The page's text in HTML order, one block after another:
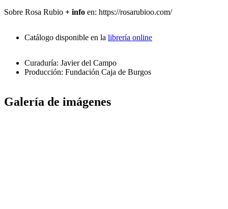
Sobre Rosa Rubio + info en: https://rosarubioo.com/
Catálogo disponible en la librería online
Curaduría: Javier del Campo
Producción: Fundación Caja de Burgos
Galería de imágenes